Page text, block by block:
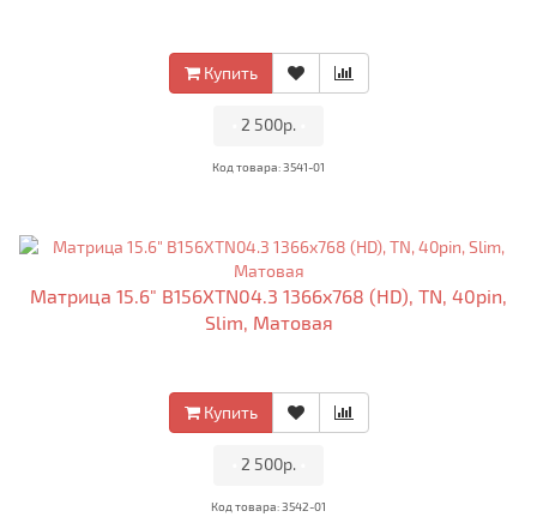
Купить
2 500р.
Код товара: 3541-01
Матрица 15.6" B156XTN04.3 1366x768 (HD), TN, 40pin,
Slim, Матовая
Купить
2 500р.
Код товара: 3542-01